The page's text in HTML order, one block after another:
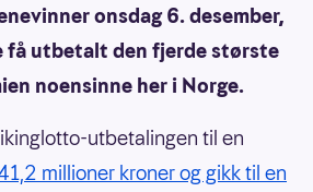
onsdag 6. desember,
få utbetalt den fjerde største
noensinne her i Norge.
utbetalingen til en
millioner kroner og gikk til en